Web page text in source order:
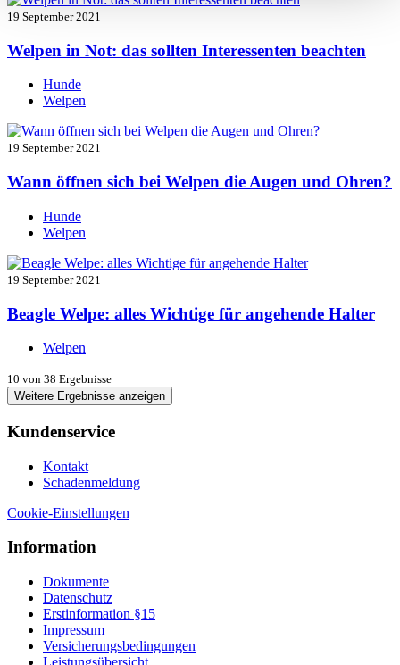
19 September 2021
Welpen in Not: das sollten Interessenten beachten
Hunde
Welpen
19 September 2021
Wann öffnen sich bei Welpen die Augen und Ohren?
Hunde
Welpen
19 September 2021
Beagle Welpe: alles Wichtige für angehende Halter
Welpen
10 von 38 Ergebnisse
Weitere Ergebnisse anzeigen
Kundenservice
Kontakt
Schadenmeldung
Cookie-Einstellungen
Information
Dokumente
Datenschutz
Erstinformation §15
Impressum
Versicherungsbedingungen